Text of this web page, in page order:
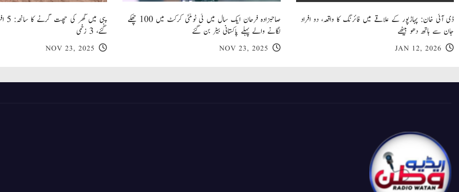
ڈی آئی خان: پہاڑپور کے علاقے میں فائرنگ کا واقعہ، دو افراد
جان سے ہاتھ دھو بیٹھے
JAN 12, 2026
صاحبزادہ فرحان ایک سال میں ٹی ٹوئنٹی کرکٹ میں 100 چھکے
لگانے والے پہلے پاکستانی بیٹر بن گئے
NOV 23, 2025
گئے، 3 زخمی
NOV 23, 2025